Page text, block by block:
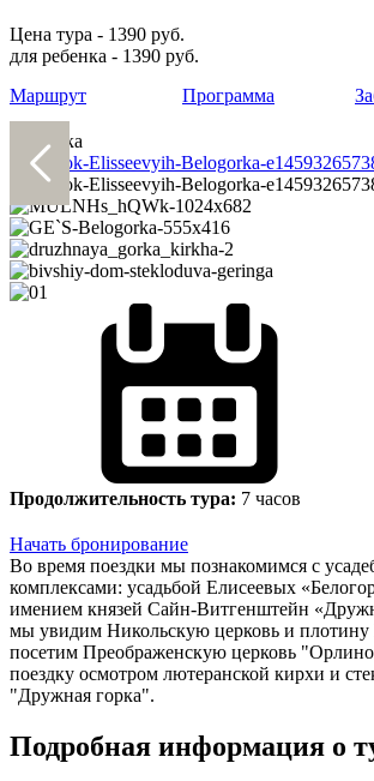
Цена тура - 1390 руб.
для ребенка - 1390 руб.
Маршрут
Программа
Новинка
Previous
Продолжительность тура: 7 часов
Начать бронирование
Во время поездки мы познакомимся с
комплексами: усадьбой Елисеевых
имением князей Сайн-Витгенштейн
мы увидим Никольскую церковь и плотину
посетим Преображенскую церковь
поездку осмотром лютеранской кирхи и
"Дружная горка".
Подробная информация о